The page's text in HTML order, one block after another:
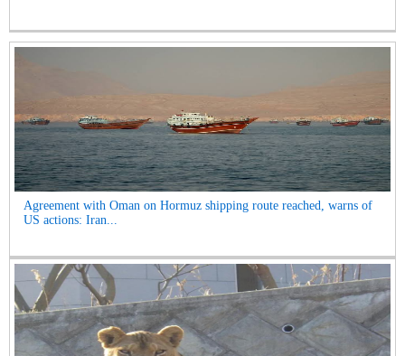
Agreement with Oman on Hormuz shipping route reached, warns of
US actions: Iran...